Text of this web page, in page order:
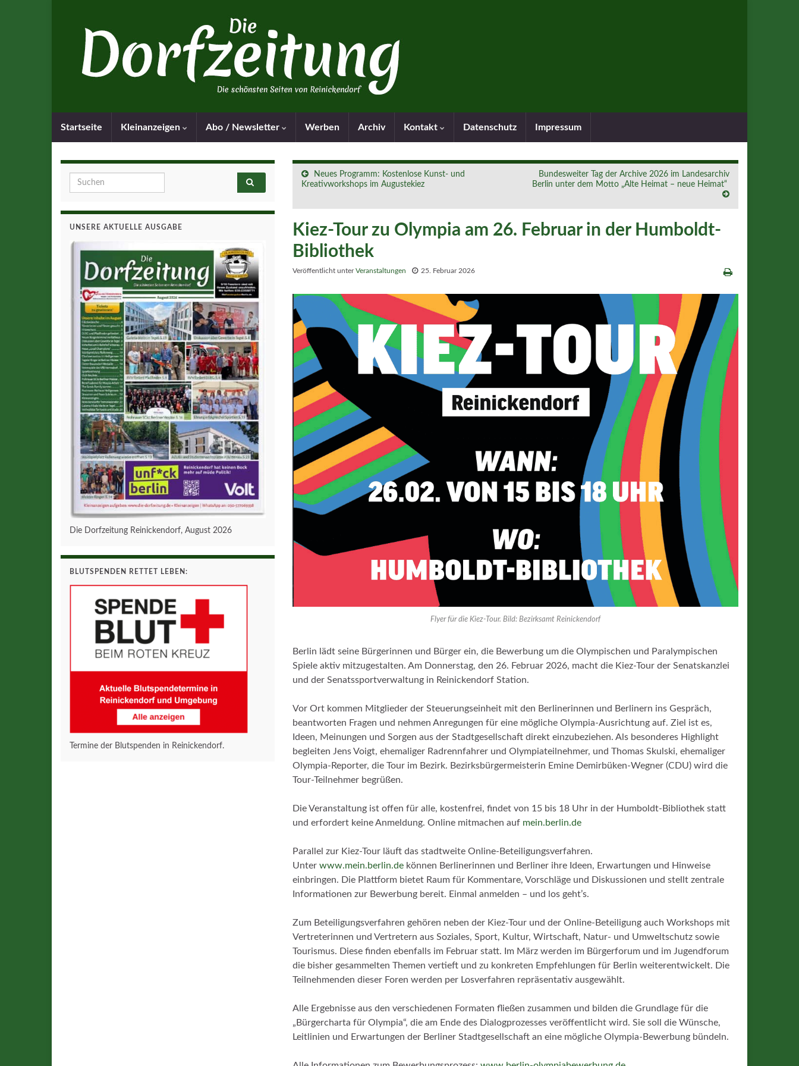
Startseite Kleinanzeigen Abo / Newsletter Werben Archiv Kontakt Datenschutz Impressum
Neues Programm: Kostenlose Kunst- und
Kreativworkshops im Augustekiez
Bundesweiter Tag der Archive 2026 im Landesarchiv
Berlin unter dem Motto „Alte Heimat – neue Heimat“
Kiez-Tour zu Olympia am 26. Februar in der Humboldt-
Bibliothek
Veröffentlicht unterVeranstaltungen 25. Februar 2026
Flyer für die Kiez-Tour. Bild: Bezirksamt Reinickendorf
Berlin lädt seine Bürgerinnen und Bürger ein, die Bewerbung um die Olympischen und Paralympischen
Spiele aktiv mitzugestalten. Am Donnerstag, den 26. Februar 2026, macht die Kiez-Tour der Senatskanzlei
und der Senatssportverwaltung in Reinickendorf Station.
Vor Ort kommen Mitglieder der Steuerungseinheit mit den Berlinerinnen und Berlinern ins Gespräch,
beantworten Fragen und nehmen Anregungen für eine mögliche Olympia‑Ausrichtung auf. Ziel ist es,
Ideen, Meinungen und Sorgen aus der Stadtgesellschaft direkt einzubeziehen. Als besonderes Highlight
begleiten Jens Voigt, ehemaliger Radrennfahrer und Olympiateilnehmer, und Thomas Skulski, ehemaliger
Olympia-Reporter, die Tour im Bezirk. Bezirksbürgermeisterin Emine Demirbüken-Wegner (CDU) wird die
Tour-Teilnehmer begrüßen.
Die Veranstaltung ist offen für alle, kostenfrei, findet von 15 bis 18 Uhr in der Humboldt-Bibliothek statt
und erfordert keine Anmeldung. Online mitmachen auf mein.berlin.de
Parallel zur Kiez-Tour läuft das stadtweite Online-Beteiligungsverfahren.
Unter www.mein.berlin.de können Berlinerinnen und Berliner ihre Ideen, Erwartungen und Hinweise
einbringen. Die Plattform bietet Raum für Kommentare, Vorschläge und Diskussionen und stellt zentrale
Informationen zur Bewerbung bereit. Einmal anmelden – und los geht’s.
Zum Beteiligungsverfahren gehören neben der Kiez-Tour und der Online-Beteiligung auch Workshops mit
Vertreterinnen und Vertretern aus Soziales, Sport, Kultur, Wirtschaft, Natur‑ und Umweltschutz sowie
Tourismus. Diese finden ebenfalls im Februar statt. Im März werden im Bürgerforum und im Jugendforum
die bisher gesammelten Themen vertieft und zu konkreten Empfehlungen für Berlin weiterentwickelt. Die
Teilnehmenden dieser Foren werden per Losverfahren repräsentativ ausgewählt.
Alle Ergebnisse aus den verschiedenen Formaten fließen zusammen und bilden die Grundlage für die
„Bürgercharta für Olympia“, die am Ende des Dialogprozesses veröffentlicht wird. Sie soll die Wünsche,
Leitlinien und Erwartungen der Berliner Stadtgesellschaft an eine mögliche Olympia-Bewerbung bündeln.
Search for:
UNSERE AKTUELLE AUSGABE
Die Dorfzeitung Reinickendorf, August 2026
BLUTSPENDEN RETTET LEBEN:
Termine der Blutspenden in Reinickendorf.